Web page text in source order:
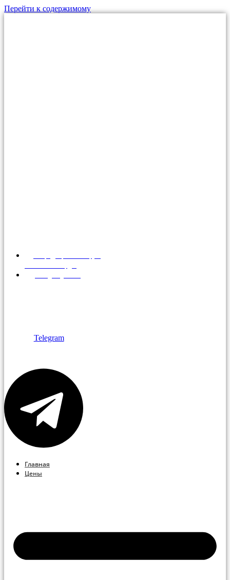
Перейти к содержимому
Telegram
Главная
Цены